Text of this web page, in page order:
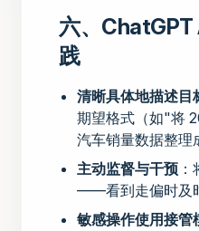
六、
践
清晰具体地描述目
期望格式（如"将
汽车销量数据整理
主动监督与干预
——看到走偏时及
敏感操作使用接管